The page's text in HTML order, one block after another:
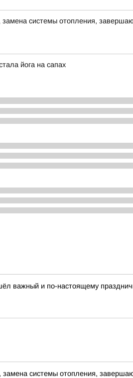
системы отопления,
йога на сапах
важный и по-настоящему
системы отопления,